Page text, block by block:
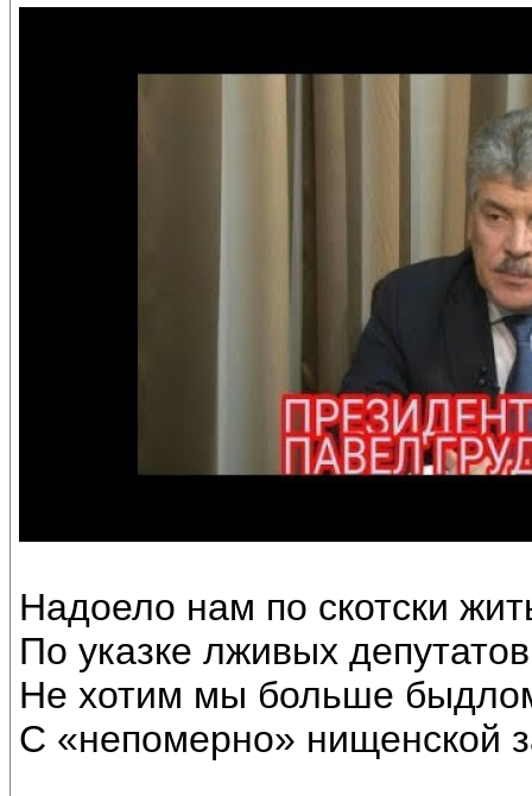
Надоело нам по скотски
По указке лживых депутатов
Не хотим мы больше
С «непомерно» нищенской